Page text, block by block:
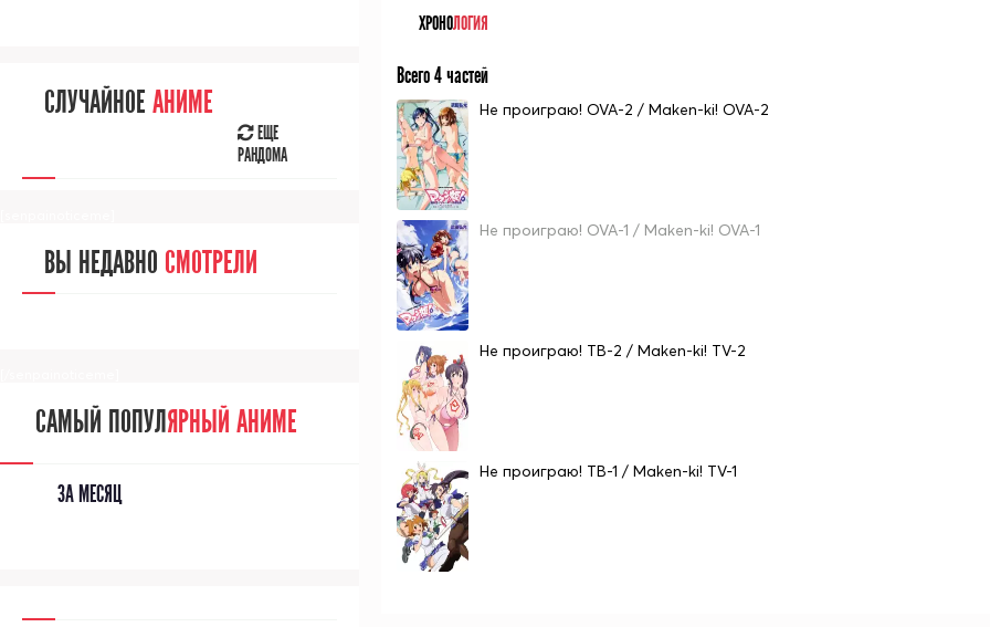
ХРОНОЛОГИЯ
Всего 4 частей
Не проиграю! OVA-2 / Maken-ki! OVA-2
Не проиграю! OVA-1 / Maken-ki! OVA-1
Не проиграю! ТВ-2 / Maken-ki! TV-2
Не проиграю! ТВ-1 / Maken-ki! TV-1
СЛУЧАЙНОЕ АНИМЕ
ЕЩЕ
РАНДОМА
ВЫ НЕДАВНО СМОТРЕЛИ
САМЫЙ ПОПУЛЯРНЫЙ АНИМЕ
ЗА МЕСЯЦ